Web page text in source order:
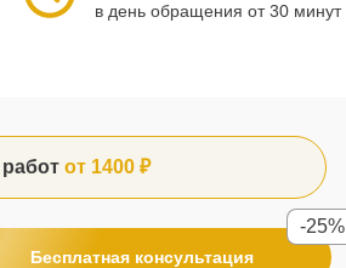
в день обращения от 30 минут
от 1400 ₽
Бесплатная консультация
-25%